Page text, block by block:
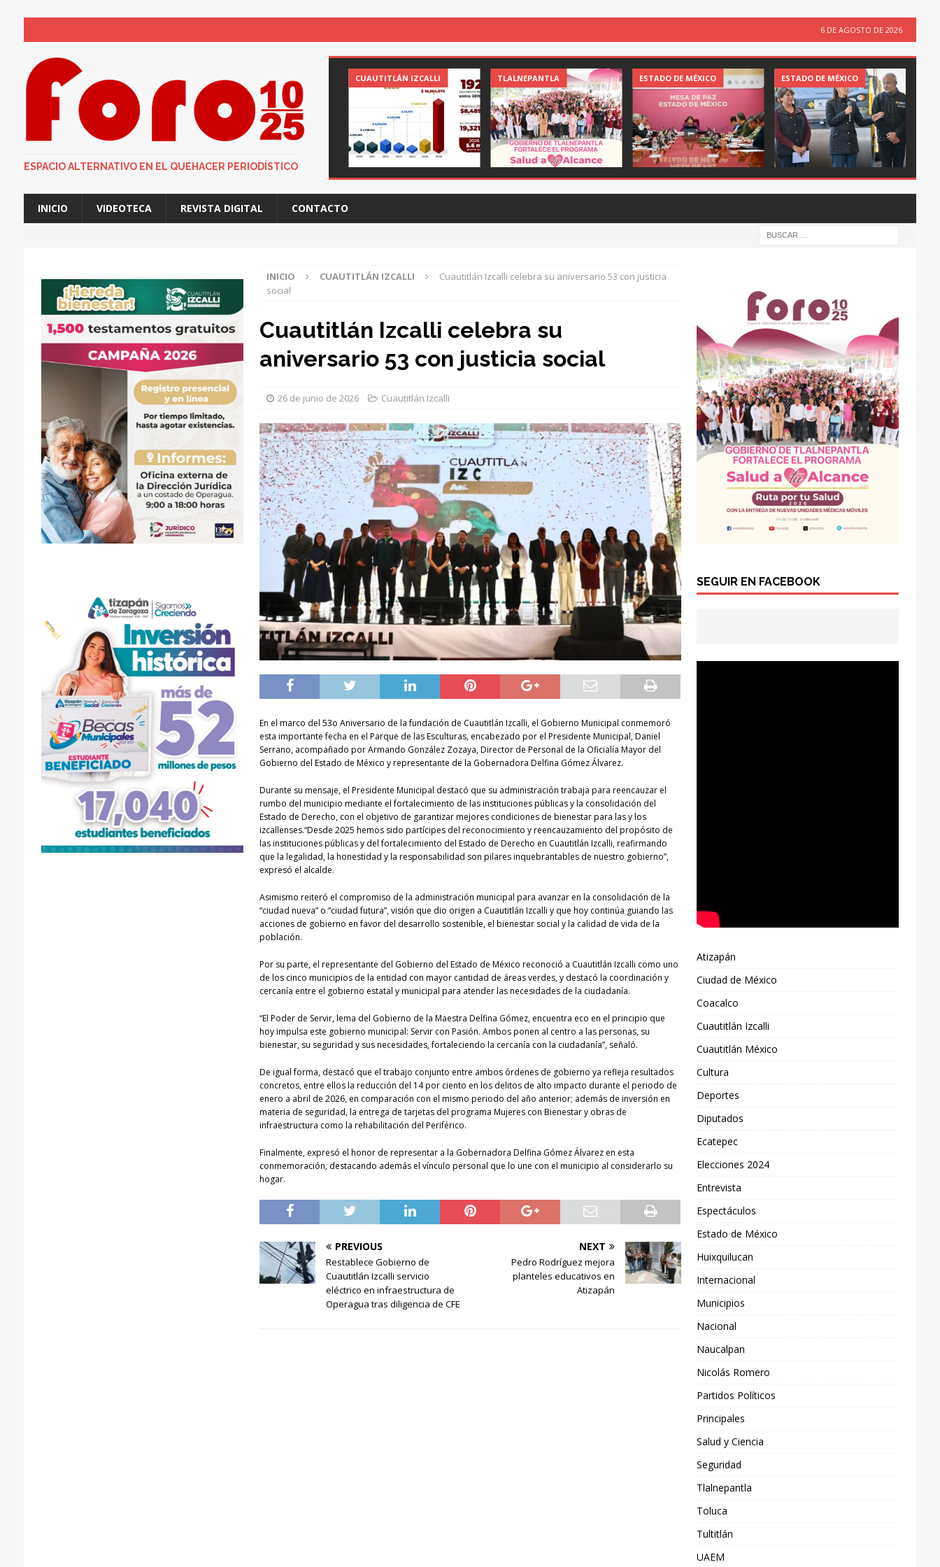
6 DE AGOSTO DE 2026
ESPACIO ALTERNATIVO EN EL QUEHACER PERIODÍSTICO
ESTADO DE MÉXICO CUAUTITLÁN IZCALLI CUAUTITLÁN IZCALLI TLALNEPANTLA ESTADO DE MÉXICO ESTADO DE MÉXICO
INICIO VIDEOTECA REVISTA DIGITAL CONTACTO
INICIO CUAUTITLÁN IZCALLI
Cuautitlán Izcalli celebra su aniversario 53 con justicia
social
Cuautitlán Izcalli celebra su
aniversario 53 con justicia social
26 de junio de 2026 Cuautitlán Izcalli
En el marco del 53o Aniversario de la fundación de Cuautitlán Izcalli, el Gobierno Municipal conmemoró
esta importante fecha en el Parque de las Esculturas, encabezado por el Presidente Municipal, Daniel
Serrano, acompañado por Armando González Zozaya, Director de Personal de la Oficialía Mayor del
Gobierno del Estado de México y representante de la Gobernadora Delfina Gómez Álvarez.
Durante su mensaje, el Presidente Municipal destacó que su administración trabaja para reencauzar el
rumbo del municipio mediante el fortalecimiento de las instituciones públicas y la consolidación del
Estado de Derecho, con el objetivo de garantizar mejores condiciones de bienestar para las y los
izcallenses.“Desde 2025 hemos sido partícipes del reconocimiento y reencauzamiento del propósito de
las instituciones públicas y del fortalecimiento del Estado de Derecho en Cuautitlán Izcalli, reafirmando
que la legalidad, la honestidad y la responsabilidad son pilares inquebrantables de nuestro gobierno”,
expresó el alcalde.
Asimismoreiteró el compromiso de la administración municipal para avanzar en la consolidación de la
“ciudad nueva” o “ciudad futura”, visión que dio origen a Cuautitlán Izcalli y que hoy continúa guiando las
acciones de gobierno en favor del desarrollo sostenible, el bienestar social y la calidad de vida de la
población.
Por su parte, el representante del Gobierno del Estado de México reconoció a Cuautitlán Izcalli como uno
de los cinco municipios de la entidad con mayor cantidad de áreas verdes, y destacó la coordinación y
cercanía entre el gobierno estatal y municipal para atender las necesidades de la ciudadanía.
“El Poder de Servir, lema del Gobierno de la Maestra Delfina Gómez, encuentra eco en el principio que
hoy impulsa este gobierno municipal: Servir con Pasión. Ambos ponen al centro a las personas, su
bienestar, su seguridad y sus necesidades, fortaleciendo la cercanía con la ciudadanía”, señaló.
De igual forma, destacó que el trabajo conjunto entre ambos órdenes de gobierno ya refleja resultados
concretos, entre ellos la reducción del 14 por ciento en los delitos de alto impacto durante el periodo de
enero a abril de 2026, en comparación con el mismo periodo del año anterior; además de inversión en
materia de seguridad, la entrega de tarjetas del programa Mujeres con Bienestar y obras de
infraestructura como la rehabilitación del Periférico.
Finalmente, expresó el honor de representar a la Gobernadora Delfina Gómez Álvarez en esta
conmemoración, destacando además el vínculo personal que lo une con el municipio al considerarlo su
hogar.
PREVIOUS
Restablece Gobierno de
Cuautitlán Izcalli servicio
eléctrico en infraestructura de
Operagua tras diligencia de CFE
NEXT
Pedro Rodríguez mejora
planteles educativos en
Atizapán
SEGUIR EN FACEBOOK
Atizapán
Ciudad de México
Coacalco
Cuautitlán Izcalli
Cuautitlán México
Cultura
Deportes
Diputados
Ecatepec
Elecciones 2024
Entrevista
Espectáculos
Estado de México
Huixquilucan
Internacional
Municipios
Nacional
Naucalpan
Nicolás Romero
Partidos Políticos
Principales
Salud y Ciencia
Seguridad
Tlalnepantla
Toluca
Tultitlán
UAEM